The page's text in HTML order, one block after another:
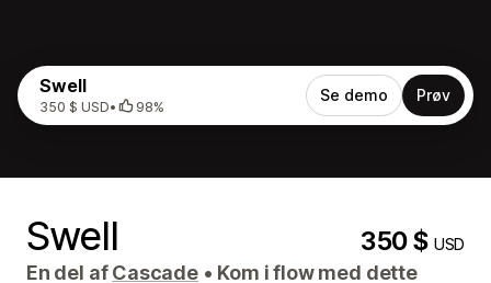
Swell
350 $ USD• 98%
Se demo Prøv
Swell 350 $USD
En del afCascade • Kom i flow med dette